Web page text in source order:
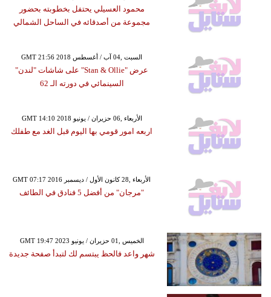
محمود العسيلي يحتفل بخطوبته بحضور
مجموعة من أصدقائه في الساحل الشمالي
GMT 21:56 2018 السبت ,04 آب / أغسطس
عرض "Stan & Ollie" على شاشات "لندن"
السينمائي في دورته الـ 62
GMT 14:10 2018 الأربعاء ,06 حزيران / يونيو
اربعه امور قومي بها اليوم قبل الغد مع طفلك
GMT 07:17 2016 الأربعاء ,28 كانون الأول / ديسمبر
"مرجان" من أفضل 5 فنادق في الطائف
GMT 19:47 2023 الخميس ,01 حزيران / يونيو
شهر واعد فالحظ يبتسم لك لتبدأ صفحة جديدة